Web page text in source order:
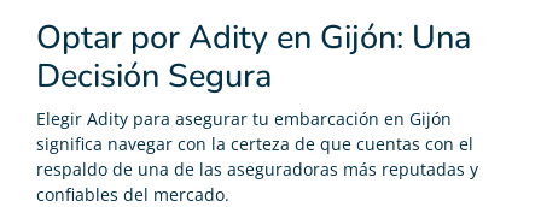
Optar por Adity en Gijón: Una
Decisión Segura
Elegir Adity para asegurar tu embarcación en Gijón
significa navegar con la certeza de que cuentas con el
respaldo de una de las aseguradoras más reputadas y
confiables del mercado.